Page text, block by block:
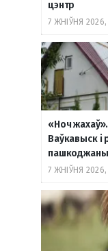
цэнтр
7 ЖНІЎНЯ 2026,
«Ноч
Ваўкавыск і
пашкоджаны
7 ЖНІЎНЯ 2026,